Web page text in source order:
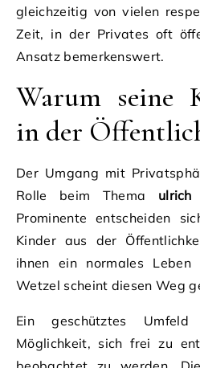
gleichzeitig von vielen
Zeit, in der Privates oft
Ansatz bemerkenswert.
Warum seine
in der
Der Umgang mit
Rolle beim Thema
Prominente entscheiden
Kinder aus der
ihnen ein normales Leben
Wetzel scheint diesen Weg
Ein geschütztes
Möglichkeit, sich frei zu